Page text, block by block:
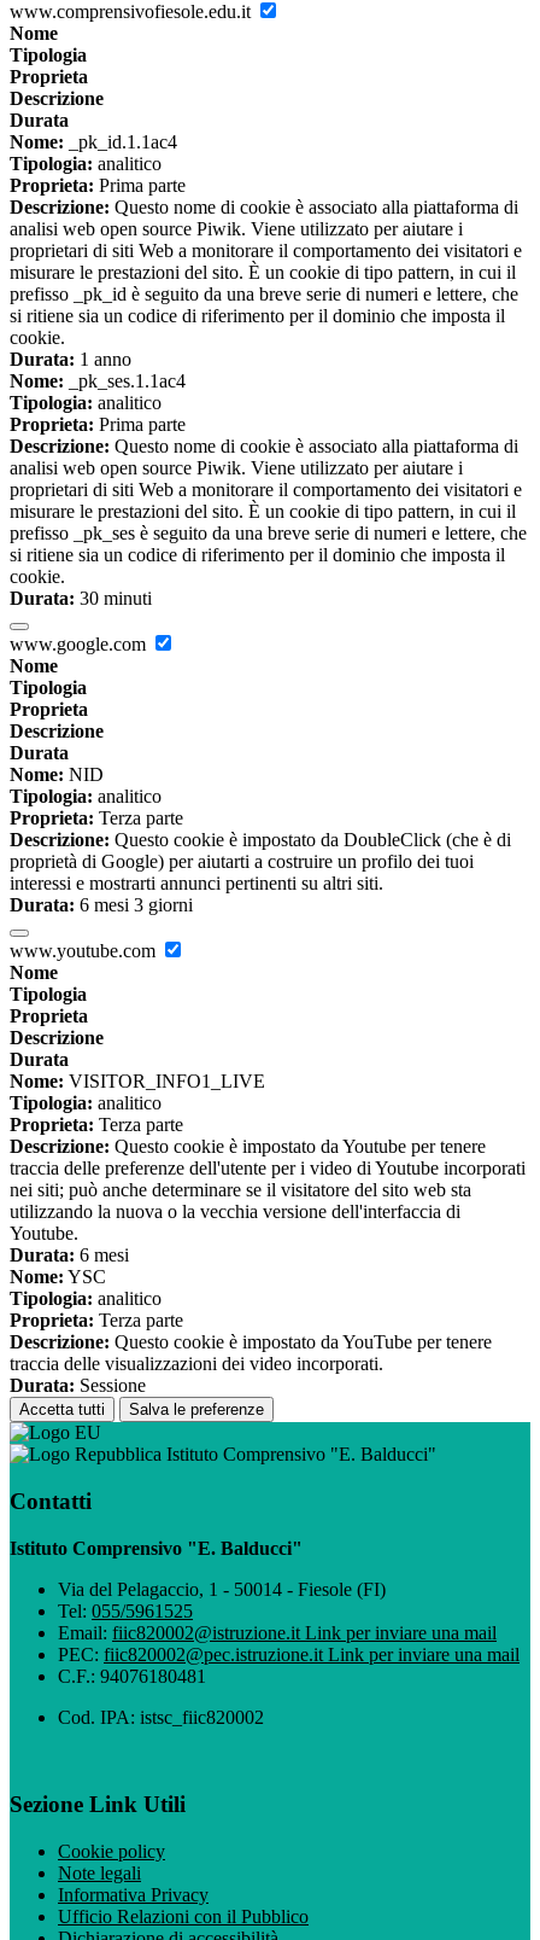
www.comprensivofiesole.edu.it
Nome
Tipologia
Proprieta
Descrizione
Durata
Nome: _pk_id.1.1ac4
Tipologia: analitico
Proprieta: Prima parte
Descrizione: Questo nome di cookie è associato alla piattaforma di
analisi web open source Piwik. Viene utilizzato per aiutare i
proprietari di siti Web a monitorare il comportamento dei visitatori e
misurare le prestazioni del sito. È un cookie di tipo pattern, in cui il
prefisso _pk_id è seguito da una breve serie di numeri e lettere, che
si ritiene sia un codice di riferimento per il dominio che imposta il
cookie.
Durata: 1 anno
Nome: _pk_ses.1.1ac4
Tipologia: analitico
Proprieta: Prima parte
Descrizione: Questo nome di cookie è associato alla piattaforma di
analisi web open source Piwik. Viene utilizzato per aiutare i
proprietari di siti Web a monitorare il comportamento dei visitatori e
misurare le prestazioni del sito. È un cookie di tipo pattern, in cui il
prefisso _pk_ses è seguito da una breve serie di numeri e lettere, che
si ritiene sia un codice di riferimento per il dominio che imposta il
cookie.
Durata: 30 minuti
www.google.com
Nome
Tipologia
Proprieta
Descrizione
Durata
Nome: NID
Tipologia: analitico
Proprieta: Terza parte
Descrizione: Questo cookie è impostato da DoubleClick (che è di
proprietà di Google) per aiutarti a costruire un profilo dei tuoi
interessi e mostrarti annunci pertinenti su altri siti.
Durata: 6 mesi 3 giorni
www.youtube.com
Nome
Tipologia
Proprieta
Descrizione
Durata
Nome: VISITOR_INFO1_LIVE
Tipologia: analitico
Proprieta: Terza parte
Descrizione: Questo cookie è impostato da Youtube per tenere
traccia delle preferenze dell'utente per i video di Youtube incorporati
nei siti; può anche determinare se il visitatore del sito web sta
utilizzando la nuova o la vecchia versione dell'interfaccia di
Youtube.
Durata: 6 mesi
Nome: YSC
Tipologia: analitico
Proprieta: Terza parte
Descrizione: Questo cookie è impostato da YouTube per tenere
traccia delle visualizzazioni dei video incorporati.
Durata: Sessione
Accetta tutti Salva le preferenze
Istituto Comprensivo "E. Balducci"
Contatti
Istituto Comprensivo "E. Balducci"
Via del Pelagaccio, 1 - 50014 - Fiesole (FI)
Tel: 055/5961525
Email: fiic820002@istruzione.it Link per inviare una mail
PEC: fiic820002@pec.istruzione.it Link per inviare una mail
C.F.: 94076180481
Cod. IPA: istsc_fiic820002
Sezione Link Utili
Cookie policy
Note legali
Informativa Privacy
Ufficio Relazioni con il Pubblico